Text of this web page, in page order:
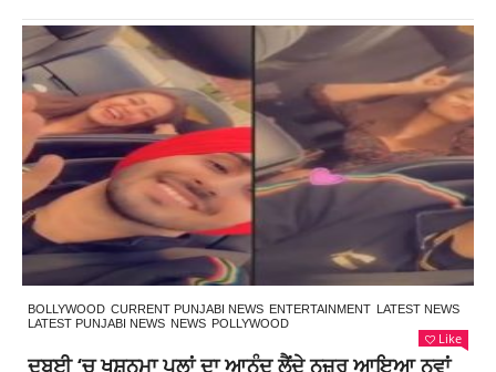
BOLLYWOOD CURRENT PUNJABI NEWS ENTERTAINMENT LATEST NEWS
LATEST PUNJABI NEWS NEWS POLLYWOOD
Like
ਦੁਬਈ ‘ਚ ਖੁਸ਼ਨੁਮਾ ਪਲਾਂ ਦਾ ਆਨੰਦ ਲੈਂਦੇ ਨਜ਼ਰ ਆਇਆ ਨਵਾਂ